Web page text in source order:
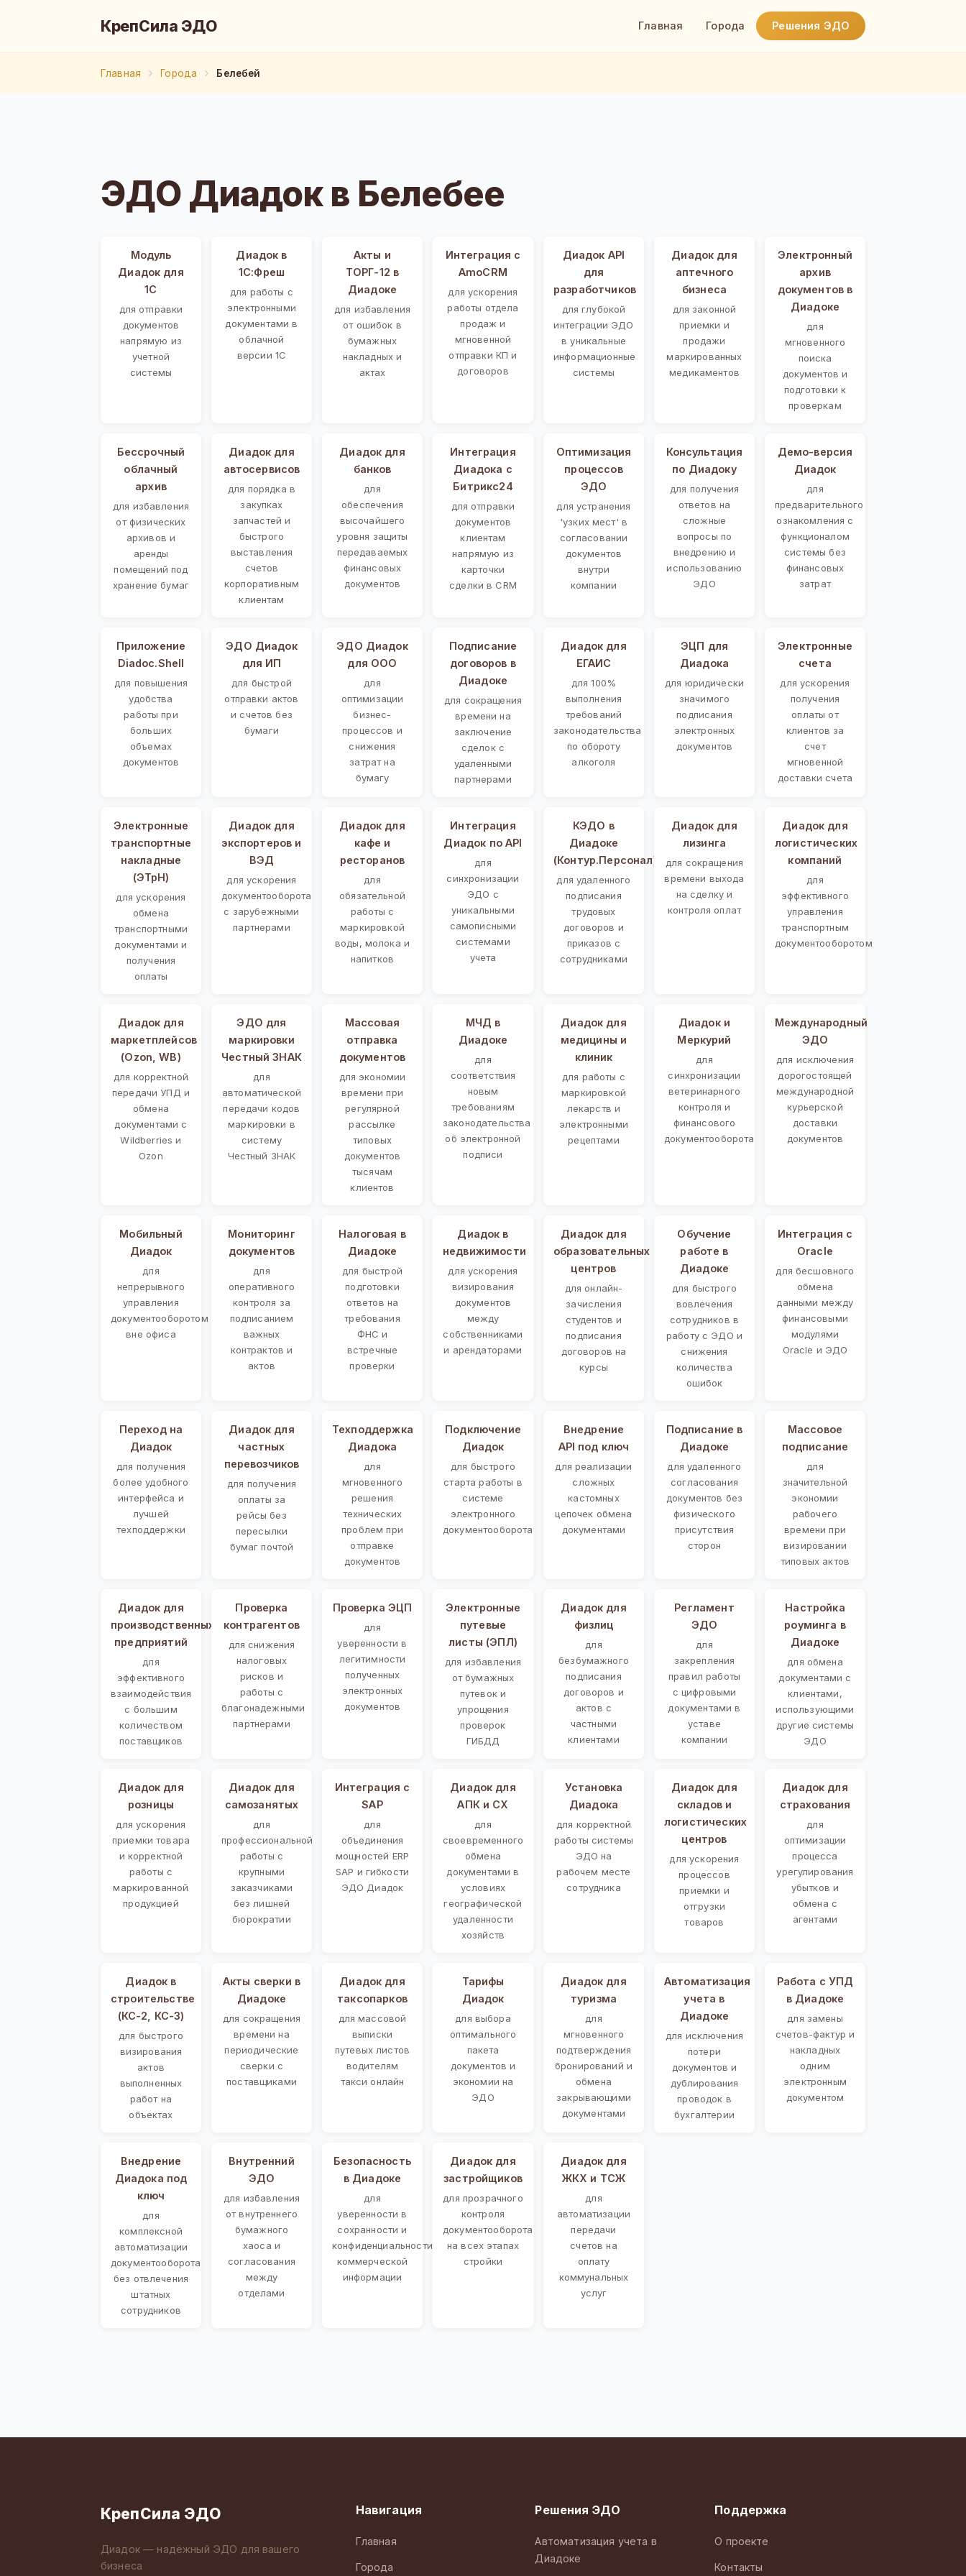
КрепСила ЭДО Главная Города Решения ЭДО
Главная Города Белебей
ЭДО Диадок в Белебее
Модуль
Диадок для
1С
для отправки
документов
напрямую из
учетной
системы
Диадок в
1С:Фреш
для работы с
электронными
документами в
облачной
версии 1С
Акты и
ТОРГ-12 в
Диадоке
для избавления
от ошибок в
бумажных
накладных и
актах
Интеграция с
AmoCRM
для ускорения
работы отдела
продаж и
мгновенной
отправки КП и
договоров
Диадок API
для
разработчиков
для глубокой
интеграции ЭДО
в уникальные
информационные
системы
Диадок для
аптечного
бизнеса
для законной
приемки и
продажи
маркированных
медикаментов
Электронный
архив
документов в
Диадоке
для
мгновенного
поиска
документов и
подготовки к
проверкам
Бессрочный
облачный
архив
для избавления
от физических
архивов и
аренды
помещений под
хранение бумаг
Диадок для
автосервисов
для порядка в
закупках
запчастей и
быстрого
выставления
счетов
корпоративным
клиентам
Диадок для
банков
для
обеспечения
высочайшего
уровня защиты
передаваемых
финансовых
документов
Интеграция
Диадока с
Битрикс24
для отправки
документов
клиентам
напрямую из
карточки
сделки в CRM
Оптимизация
процессов
ЭДО
для устранения
'узких мест' в
согласовании
документов
внутри
компании
Консультация
по Диадоку
для получения
ответов на
сложные
вопросы по
внедрению и
использованию
ЭДО
Демо-версия
Диадок
для
предварительного
ознакомления с
функционалом
системы без
финансовых
затрат
Приложение
Diadoc.Shell
для повышения
удобства
работы при
больших
объемах
документов
ЭДО Диадок
для ИП
для быстрой
отправки актов
и счетов без
бумаги
ЭДО Диадок
для ООО
для
оптимизации
бизнес-
процессов и
снижения
затрат на
бумагу
Подписание
договоров в
Диадоке
для сокращения
времени на
заключение
сделок с
удаленными
партнерами
Диадок для
ЕГАИС
для 100%
выполнения
требований
законодательства
по обороту
алкоголя
ЭЦП для
Диадока
для юридически
значимого
подписания
электронных
документов
Электронные
счета
для ускорения
получения
оплаты от
клиентов за
счет
мгновенной
доставки счета
Электронные
транспортные
накладные
(ЭТрН)
для ускорения
обмена
транспортными
документами и
получения
оплаты
Диадок для
экспортеров и
ВЭД
для ускорения
документооборота
с зарубежными
партнерами
Диадок для
кафе и
ресторанов
для
обязательной
работы с
маркировкой
воды, молока и
напитков
Интеграция
Диадок по API
для
синхронизации
ЭДО с
уникальными
самописными
системами
учета
КЭДО в
Диадоке
(Контур.Персонал)
для удаленного
подписания
трудовых
договоров и
приказов с
сотрудниками
Диадок для
лизинга
для сокращения
времени выхода
на сделку и
контроля оплат
Диадок для
логистических
компаний
для
эффективного
управления
транспортным
документооборотом
Диадок для
маркетплейсов
(Ozon, WB)
для корректной
передачи УПД и
обмена
документами с
Wildberries и
Ozon
ЭДО для
маркировки
Честный ЗНАК
для
автоматической
передачи кодов
маркировки в
систему
Честный ЗНАК
Массовая
отправка
документов
для экономии
времени при
регулярной
рассылке
типовых
документов
тысячам
клиентов
МЧД в
Диадоке
для
соответствия
новым
требованиям
законодательства
об электронной
подписи
Диадок для
медицины и
клиник
для работы с
маркировкой
лекарств и
электронными
рецептами
Диадок и
Меркурий
для
синхронизации
ветеринарного
контроля и
финансового
документооборота
Международный
ЭДО
для исключения
дорогостоящей
международной
курьерской
доставки
документов
Мобильный
Диадок
для
непрерывного
управления
документооборотом
вне офиса
Мониторинг
документов
для
оперативного
контроля за
подписанием
важных
контрактов и
актов
Налоговая в
Диадоке
для быстрой
подготовки
ответов на
требования
ФНС и
встречные
проверки
Диадок в
недвижимости
для ускорения
визирования
документов
между
собственниками
и арендаторами
Диадок для
образовательных
центров
для онлайн-
зачисления
студентов и
подписания
договоров на
курсы
Обучение
работе в
Диадоке
для быстрого
вовлечения
сотрудников в
работу с ЭДО и
снижения
количества
ошибок
Интеграция с
Oracle
для бесшовного
обмена
данными между
финансовыми
модулями
Oracle и ЭДО
Переход на
Диадок
для получения
более удобного
интерфейса и
лучшей
техподдержки
Диадок для
частных
перевозчиков
для получения
оплаты за
рейсы без
пересылки
бумаг почтой
Техподдержка
Диадока
для
мгновенного
решения
технических
проблем при
отправке
документов
Подключение
Диадок
для быстрого
старта работы в
системе
электронного
документооборота
Внедрение
API под ключ
для реализации
сложных
кастомных
цепочек обмена
документами
Подписание в
Диадоке
для удаленного
согласования
документов без
физического
присутствия
сторон
Массовое
подписание
для
значительной
экономии
рабочего
времени при
визировании
типовых актов
Диадок для
производственных
предприятий
для
эффективного
взаимодействия
с большим
количеством
поставщиков
Проверка
контрагентов
для снижения
налоговых
рисков и
работы с
благонадежными
партнерами
Проверка ЭЦП
для
уверенности в
легитимности
полученных
электронных
документов
Электронные
путевые
листы (ЭПЛ)
для избавления
от бумажных
путевок и
упрощения
проверок
ГИБДД
Диадок для
физлиц
для
безбумажного
подписания
договоров и
актов с
частными
клиентами
Регламент
ЭДО
для
закрепления
правил работы
с цифровыми
документами в
уставе
компании
Настройка
роуминга в
Диадоке
для обмена
документами с
клиентами,
использующими
другие системы
ЭДО
Диадок для
розницы
для ускорения
приемки товара
и корректной
работы с
маркированной
продукцией
Диадок для
самозанятых
для
профессиональной
работы с
крупными
заказчиками
без лишней
бюрократии
Интеграция с
SAP
для
объединения
мощностей ERP
SAP и гибкости
ЭДО Диадок
Диадок для
АПК и СХ
для
своевременного
обмена
документами в
условиях
географической
удаленности
хозяйств
Установка
Диадока
для корректной
работы системы
ЭДО на
рабочем месте
сотрудника
Диадок для
складов и
логистических
центров
для ускорения
процессов
приемки и
отгрузки
товаров
Диадок для
страхования
для
оптимизации
процесса
урегулирования
убытков и
обмена с
агентами
Диадок в
строительстве
(КС-2, КС-3)
для быстрого
визирования
актов
выполненных
работ на
объектах
Акты сверки в
Диадоке
для сокращения
времени на
периодические
сверки с
поставщиками
Диадок для
таксопарков
для массовой
выписки
путевых листов
водителям
такси онлайн
Тарифы
Диадок
для выбора
оптимального
пакета
документов и
экономии на
ЭДО
Диадок для
туризма
для
мгновенного
подтверждения
бронирований и
обмена
закрывающими
документами
Автоматизация
учета в
Диадоке
для исключения
потери
документов и
дублирования
проводок в
бухгалтерии
Работа с УПД
в Диадоке
для замены
счетов-фактур и
накладных
одним
электронным
документом
Внедрение
Диадока под
ключ
для
комплексной
автоматизации
документооборота
без отвлечения
штатных
сотрудников
Внутренний
ЭДО
для избавления
от внутреннего
бумажного
хаоса и
согласования
между
отделами
Безопасность
в Диадоке
для
уверенности в
сохранности и
конфиденциальности
коммерческой
информации
Диадок для
застройщиков
для прозрачного
контроля
документооборота
на всех этапах
стройки
Диадок для
ЖКХ и ТСЖ
для
автоматизации
передачи
счетов на
оплату
коммунальных
услуг
КрепСила ЭДО
Диадок — надёжный ЭДО для вашего
бизнеса
Навигация
Главная
Города
Решения ЭДО
Автоматизация учета в
Диадоке
Поддержка
О проекте
Контакты